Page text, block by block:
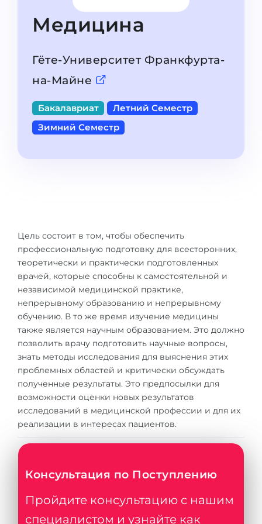
Языковая виза
ШТУДИЕНКОЛЛЕГ
Курсы штудиенколлег
Подготовка к вузу
Подготовка к штудиенколлег
Специальные курсы
Земли
Города
ПРОФЕССИИ
Профессии
Специальности
КАРЬЕРНОЕ ОРИЕНТИРОВАНИЕ
Тест Голланда
Тест Карта Интересов
Успехна
100%
Штудиенколлег
Бакалавриат
Школы 11 классов
Школы 12 классов (NIS)
Бакалавриата
Магистратуры
ПОСТУПАЕМ НА...
Медицина
Инженерия
Физика
Менеджмент
Другая специальность
ПОСТУПАЕМ ИЗ...
Казахстан
Азербайджан
Армения
Медицина
Гёте-Университет Франкфурта-
на-Майне
Бакалавриат
Летний Семестр
Зимний Семестр
Цель состоит в том, чтобы обеспечить
профессиональную подготовку для всесторонних,
теоретически и практически подготовленных
врачей, которые способны к самостоятельной и
независимой медицинской практике,
непрерывному образованию и непрерывному
обучению. В то же время изучение медицины
также является научным образованием. Это должно
позволить врачу подготовить научные вопросы,
знать методы исследования для выяснения этих
проблемных областей и критически обсуждать
полученные результаты. Это предпосылки для
возможности оценки новых результатов
исследований в медицинской профессии и для их
реализации в интересах пациентов.
Консультация по Поступлению
Пройдите консультацию с нашим
специалистом и узнайте как